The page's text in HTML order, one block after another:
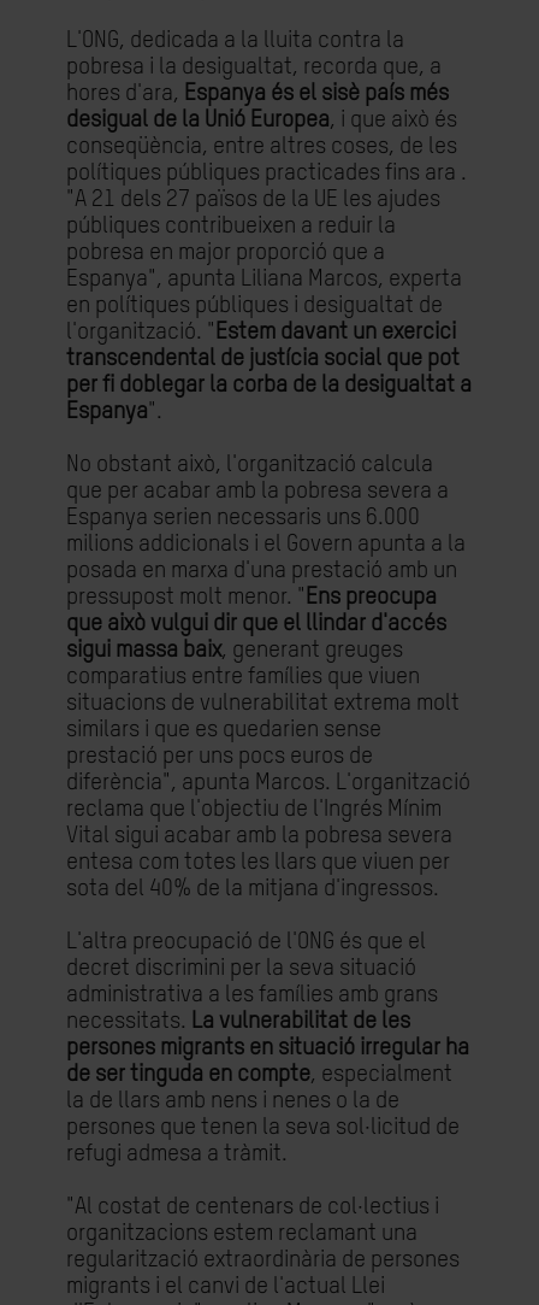
L'ONG, dedicada a la lluita contra la
pobresa i la desigualtat, recorda que, a
hores d'ara, Espanya és el sisè país més
desigual de la Unió Europea, i que això és
conseqüència, entre altres coses, de les
polítiques públiques practicades fins ara .
"A 21 dels 27 països de la UE les ajudes
públiques contribueixen a reduir la
pobresa en major proporció que a
Espanya", apunta Liliana Marcos, experta
en polítiques públiques i desigualtat de
l'organització. " Estem davant un exercici
transcendental de justícia social que pot
per fi doblegar la corba de la desigualtat a
Espanya".
No obstant això, l'organització calcula
que per acabar amb la pobresa severa a
Espanya serien necessaris uns 6.000
milions addicionals i el Govern apunta a la
posada en marxa d'una prestació amb un
pressupost molt menor. " Ens preocupa
que això vulgui dir que el llindar d'accés
sigui massa baix, generant greuges
comparatius entre famílies que viuen
situacions de vulnerabilitat extrema molt
similars i que es quedarien sense
prestació per uns pocs euros de
diferència", apunta Marcos. L'organització
reclama que l'objectiu de l'Ingrés Mínim
Vital sigui acabar amb la pobresa severa
entesa com totes les llars que viuen per
sota del 40% de la mitjana d'ingressos.
L'altra preocupació de l'ONG és que el
decret discrimini per la seva situació
administrativa a les famílies amb grans
necessitats. La vulnerabilitat de les
persones migrants en situació irregular ha
de ser tinguda en compte, especialment
la de llars amb nens i nenes o la de
persones que tenen la seva sol·licitud de
refugi admesa a tràmit.
"Al costat de centenars de col·lectius i
organitzacions estem reclamant una
regularització extraordinària de persones
migrants i el canvi de l'actual Llei